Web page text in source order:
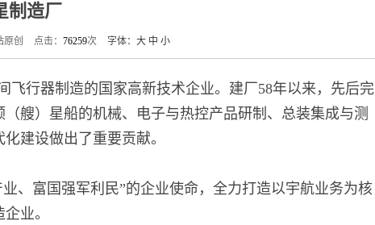
制造厂
原创 点击： 76259次 字体： 大 中 小
行器制造的国家高新技术企业。建厂58年以来，先后完
艘）星船的机械、电子与热控产品研制、总装集成与测
建设做出了重要贡献。
、富国强军利民”的企业使命，全力打造以宇航业务为核
业。